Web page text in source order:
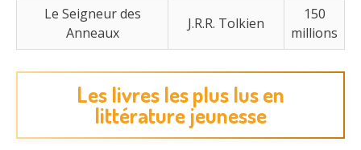
Le Seigneur des
Anneaux
J.R.R. Tolkien
150
millions
Les livres les plus lus en
littérature jeunesse